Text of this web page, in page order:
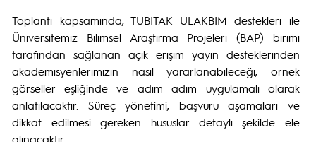
Toplantı kapsamında, TÜBİTAK ULAKBİM destekleri ile
Üniversitemiz Bilimsel Araştırma Projeleri (BAP) birimi
tarafından sağlanan açık erişim yayın desteklerinden
akademisyenlerimizin nasıl yararlanabileceği, örnek
görseller eşliğinde ve adım adım uygulamalı olarak
anlatılacaktır. Süreç yönetimi, başvuru aşamaları ve
dikkat edilmesi gereken hususlar detaylı şekilde ele
alınacaktır.